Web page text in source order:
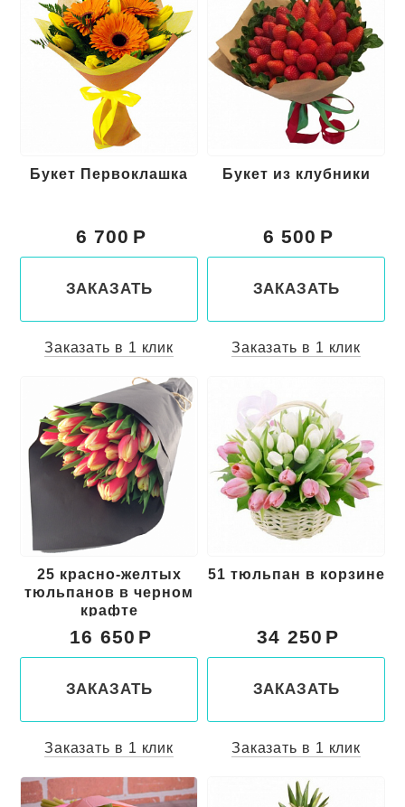
Букет Первоклашка
6 700
ЗАКАЗАТЬ
Заказать в 1 клик
Букет из клубники
6 500
ЗАКАЗАТЬ
Заказать в 1 клик
25 красно-желтых
тюльпанов в черном
крафте
16 650
ЗАКАЗАТЬ
Заказать в 1 клик
51 тюльпан в корзине
34 250
ЗАКАЗАТЬ
Заказать в 1 клик